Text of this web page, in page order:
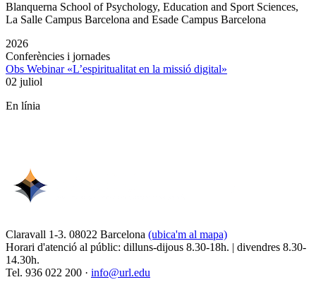
Blanquerna School of Psychology, Education and Sport Sciences,
La Salle Campus Barcelona and Esade Campus Barcelona
2026
Conferències i jornades
Obs Webinar «L’espiritualitat en la missió digital»
02 juliol
En línia
Claravall 1-3. 08022 Barcelona (ubica'm al mapa)
Horari d'atenció al públic: dilluns-dijous 8.30-18h. | divendres 8.30-
14.30h.
Tel. 936 022 200 · info@url.edu